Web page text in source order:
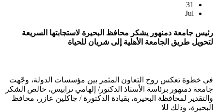
31
Jul
رئيس جامعة دمنهور يشكر محافظ البحيرة لاستجابتها السريعة
لتحويل طريق الجامعة الأهلية إلى شريان للحياة
في خطوة تعكس روح التعاون المثمر بين مؤسسات الدولة، وجّهت
جامعة دمنهور برئاسة الأستاذ الدكتور/ إلهامي ترابيس، خالص الشكر
والتقدير لمحافظة البحيرة، بقيادة الدكتورة / جاكلين عازر، محافظ
البحيرة، وذلك للا